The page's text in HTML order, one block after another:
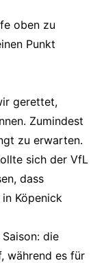
oben zu
Punkt
gerettet,
Zumindest
zu erwarten.
sich der VfL
dass
Köpenick
die
während es für